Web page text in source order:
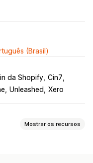
(Brasil)
da Shopify Cin7
Unleashed Xero
Mostrar os recursos